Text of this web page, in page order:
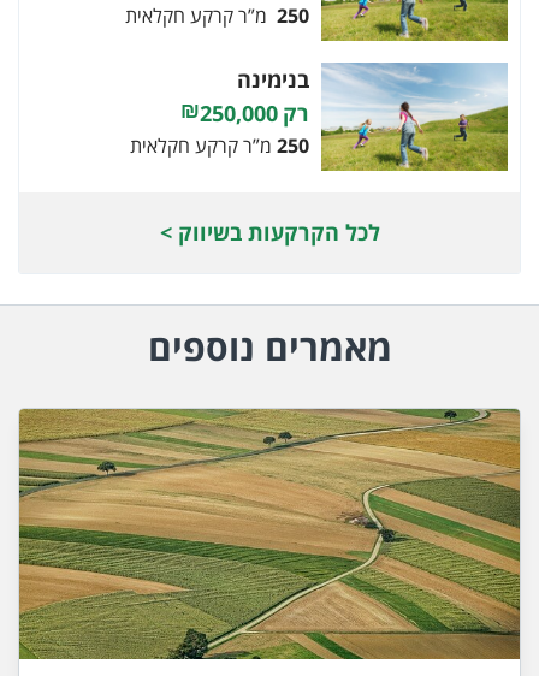
250 מ”ר קרקע חקלאית
בנימינה
250,000
250 מ”ר קרקע חקלאית
לכל הקרקעות בשיווק >
מאמרים נוספים